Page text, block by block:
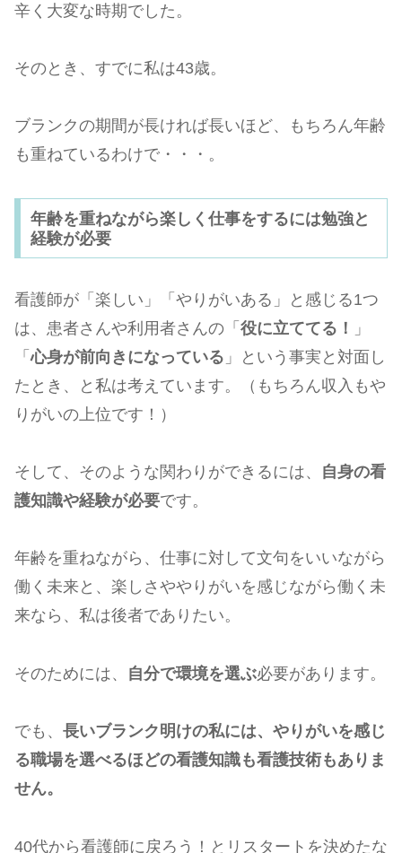
辛く大変な時期でした。
そのとき、すでに私は43歳。
ブランクの期間が長ければ長いほど、もちろん年齢
も重ねているわけで・・・。
年齢を重ねながら楽しく仕事をするには勉強と
経験が必要
看護師が「楽しい」「やりがいある」と感じる1つ
は、患者さんや利用者さんの「 役に立ててる！
」
「心身が前向きになっている 」という事実と対面し
たとき、と私は考えています。（もちろん収入もや
りがいの上位です！）
そして、そのような関わりができるには、 自身の看
護知識や経験が必要です。
年齢を重ねながら、仕事に対して文句をいいながら
働く未来と、楽しさややりがいを感じながら働く未
来なら、私は後者でありたい。
そのためには、 自分で環境を選ぶ必要があります。
でも、 長いブランク明けの私には、やりがいを感じ
る職場を選べるほどの看護知識も看護技術もありま
せん。
40代から看護師に戻ろう！とリスタートを決めたな